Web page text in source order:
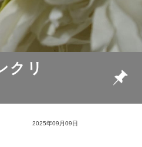
リ
2025年09月09日